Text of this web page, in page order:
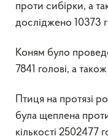
проти сибірки, а
досліджено 10373
Коням було
7841 голові, а
Птиця на протязі
була щеплена
кількості 2502477